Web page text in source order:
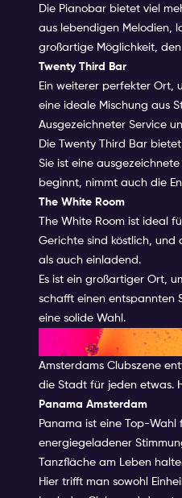
Die Pianobar bietet viel
aus lebendigen Melodien,
großartige Möglichkeit,
Twenty Third Bar
Ein weiterer perfekter Ort,
eine ideale Mischung aus
Ausgezeichneter Service
Die Twenty Third Bar
Sie ist eine
beginnt, nimmt auch die
The White Room
The White Room ist ideal
Gerichte sind köstlich, und
als auch einladend.
Es ist ein großartiger Ort,
schafft einen entspannten
eine solide Wahl.
Top-Clubs
Amsterdams Clubszene
die Stadt für jeden etwas.
Panama Amsterdam
Panama ist eine Top-
energiegeladener
Tanzfläche am Leben
Hier trifft man sowohl